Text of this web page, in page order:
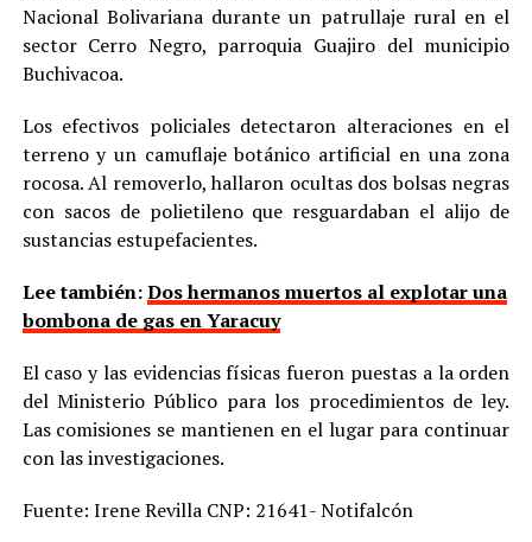
Nacional Bolivariana durante un patrullaje rural en el
sector Cerro Negro, parroquia Guajiro del municipio
Buchivacoa.
Los efectivos policiales detectaron alteraciones en el
terreno y un camuflaje botánico artificial en una zona
rocosa. Al removerlo, hallaron ocultas dos bolsas negras
con sacos de polietileno que resguardaban el alijo de
sustancias estupefacientes.
Lee también:Dos hermanos muertos al explotar una
bombona de gas en Yaracuy
El caso y las evidencias físicas fueron puestas a la orden
del Ministerio Público para los procedimientos de ley.
Las comisiones se mantienen en el lugar para continuar
con las investigaciones.
Fuente: Irene Revilla CNP: 21641- Notifalcón